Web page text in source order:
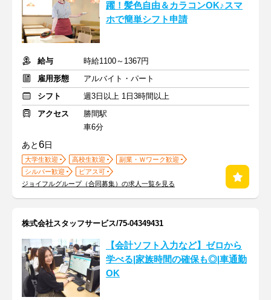
躍！髪色自由＆カラコンOK♪スマ
ホで簡単シフト申請
給与
時給1100～1367円
雇用形態
アルバイト・パート
シフト
週3日以上 1日3時間以上
アクセス
勝間駅
車6分
あと6日
大学生歓迎 高校生歓迎
副業・Ｗワーク歓迎
シルバー歓迎
ピアス可
ジョイフルグループ（合同募集）の求人一覧を見る
株式会社スタッフサービス/75-04349431
【会計ソフト入力など】ゼロから
学べる|家族時間の確保も◎|車通勤
OK